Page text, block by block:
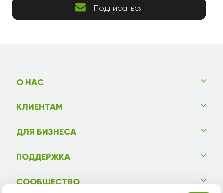
Подписаться
О НАС
КЛИЕНТАМ
ДЛЯ БИЗНЕСА
ПОДДЕРЖКА
СООБЩЕСТВО